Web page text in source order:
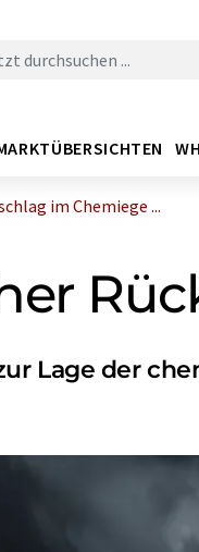
im Chemiege ...
Lage der